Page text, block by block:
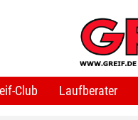
Club Laufberater